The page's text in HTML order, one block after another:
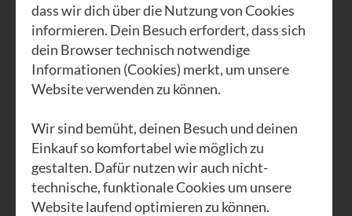
dass wir dich über die Nutzung von Cookies
informieren. Dein Besuch erfordert, dass sich
dein Browser technisch notwendige
Informationen (Cookies) merkt, um unsere
Website verwenden zu können.
Wir sind bemüht, deinen Besuch und deinen
Einkauf so komfortabel wie möglich zu
gestalten. Dafür nutzen wir auch nicht-
technische, funktionale Cookies um unsere
Website laufend optimieren zu können.